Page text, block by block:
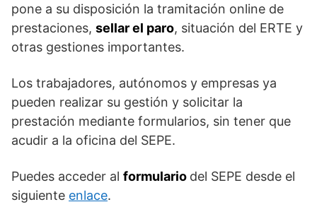
pone a su disposición la tramitación online de
prestaciones, sellar el paro, situación del ERTE y
otras gestiones importantes.
Los trabajadores, autónomos y empresas ya
pueden realizar su gestión y solicitar la
prestación mediante formularios, sin tener que
acudir a la oficina del SEPE.
Puedes acceder al formulario del SEPE desde el
siguiente enlace.